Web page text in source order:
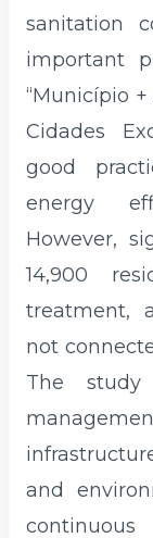
sanitation
important
“Município +
Cidades
good
energy
However,
14,900
treatment,
not
The study
and